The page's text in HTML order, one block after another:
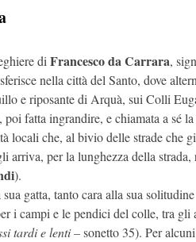
di Francesco da Carrara,
nella città del Santo, dove
e riposante di Arquà, sui Colli
poi fatta ingrandire, e chiamata a sé
locali che, al bivio delle strade che
arriva, per la lunghezza della strada,
).
gatta, tanto cara alla sua
i campi e le pendici del colle, tra
tardi e lenti –sonetto 35). Per